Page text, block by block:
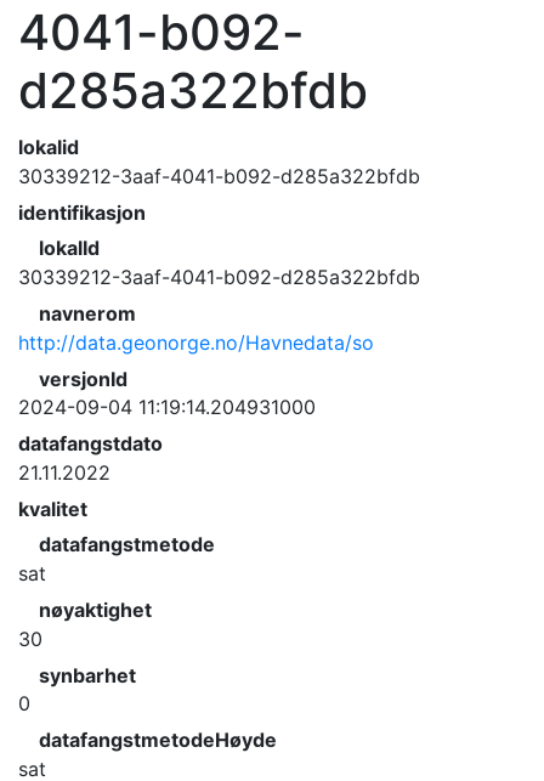
4041-b092-
d285a322bfdb
lokalid
30339212-3aaf-4041-b092-d285a322bfdb
identifikasjon
lokalId
30339212-3aaf-4041-b092-d285a322bfdb
navnerom
http://data.geonorge.no/Havnedata/so
versjonId
2024-09-04 11:19:14.204931000
datafangstdato
21.11.2022
kvalitet
datafangstmetode
sat
nøyaktighet
30
synbarhet
0
datafangstmetodeHøyde
sat